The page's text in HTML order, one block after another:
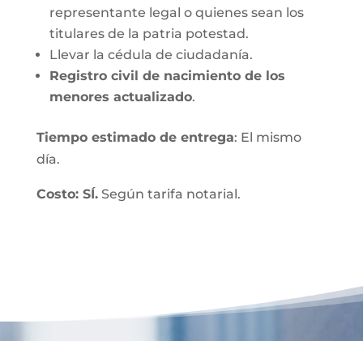
representante legal o quienes sean los
titulares de la patria potestad.
Llevar la cédula de ciudadanía.
Registro civil de nacimiento de los
menores actualizado.
Tiempo estimado de entrega: El mismo
día.
Costo: SÍ.Según tarifa notarial.